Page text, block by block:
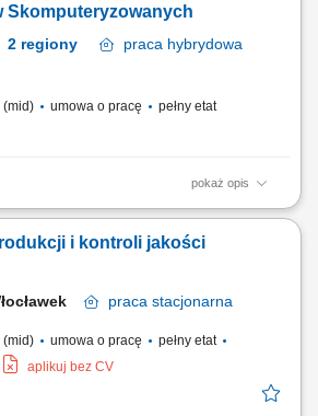
indywidualnych planów leczenia,
do dializ, dobór...
Skomputeryzowanych
praca hybrydowa
(mid) umowa o pracę pełny etat
pokaż opis
prawidłowego funkcjonowania
Track&Trace, serializacji oraz agregacji
zgłoszeń i problemów użytkowników
i kontroli jakości
praca stacjonarna
(mid) umowa o pracę
pełny etat
aplikuj bez CV